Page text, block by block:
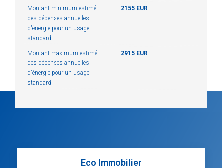
Montant minimum estimé
des dépenses annuelles
d'énergie pour un usage
standard
2155 EUR
Montant maximum estimé
des dépenses annuelles
d'énergie pour un usage
standard
2915 EUR
Eco Immobilier